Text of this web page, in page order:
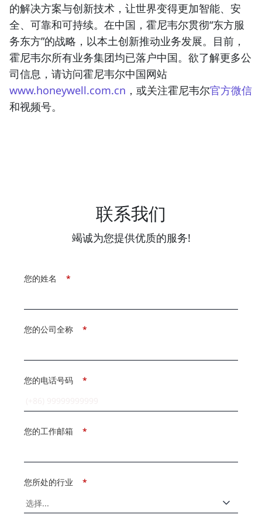
的解决方案与创新技术，让世界变得更加智能、安
全、可靠和可持续。在中国，霍尼韦尔贯彻“东方服
务东方”的战略，以本土创新推动业务发展。目前，
霍尼韦尔所有业务集团均已落户中国。欲了解更多公
司信息，请访问霍尼韦尔中国网站
www.honeywell.com.cn ，或关注霍尼韦尔官方微信
和视频号。
联系我们
竭诚为您提供优质的服务!
*
您的姓名
*
您的公司全称
*
您的电话号码
*
您的工作邮箱
*
您所处的行业